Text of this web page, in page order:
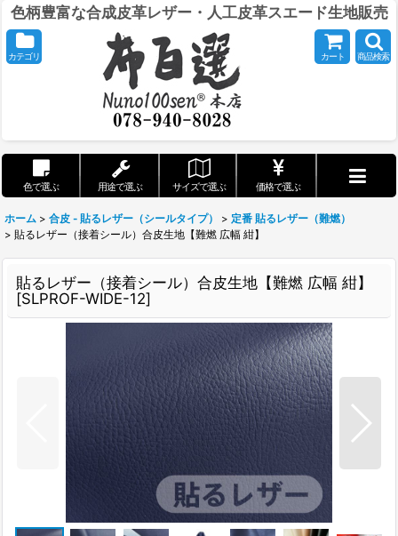
色柄豊富な合成皮革レザー・人工皮革スエード生地販売
カテゴリ カート 商品検索
色で選ぶ 用途で選ぶ サイズで選ぶ 価格で選ぶ
ホーム > 合皮 - 貼るレザー（シールタイプ） > 定番 貼るレザー（難燃）
> 貼るレザー（接着シール）合皮生地【難燃 広幅 紺】
貼るレザー（接着シール）合皮生地【難燃 広幅 紺】
[SLPROF-WIDE-12]